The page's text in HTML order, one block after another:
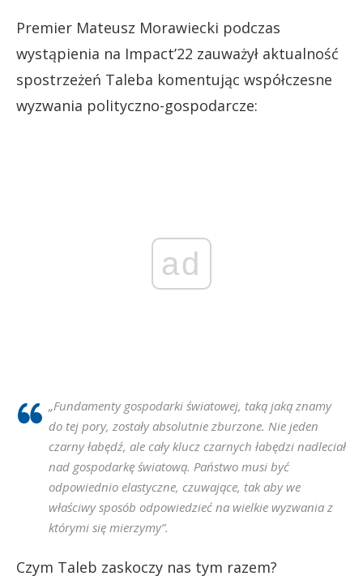
Premier Mateusz Morawiecki podczas
wystąpienia na Impact’22 zauważył aktualność
spostrzeżeń Taleba komentując współczesne
wyzwania polityczno-gospodarcze:
ad
„Fundamenty gospodarki światowej, taką jaką znamy
do tej pory, zostały absolutnie zburzone. Nie jeden
czarny łabędź, ale cały klucz czarnych łabędzi nadleciał
nad gospodarkę światową. Państwo musi być
odpowiednio elastyczne, czuwające, tak aby we
właściwy sposób odpowiedzieć na wielkie wyzwania z
którymi się mierzymy”.
Czym Taleb zaskoczy nas tym razem?